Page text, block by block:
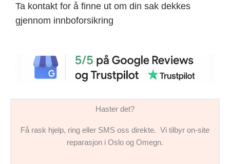
Ta kontakt for å finne ut om din sak dekkes
gjennom innboforsikring
Haster det?
Få rask hjelp, ring eller SMS oss direkte. Vi tilbyr on-site
reparasjon i Oslo og Omegn.